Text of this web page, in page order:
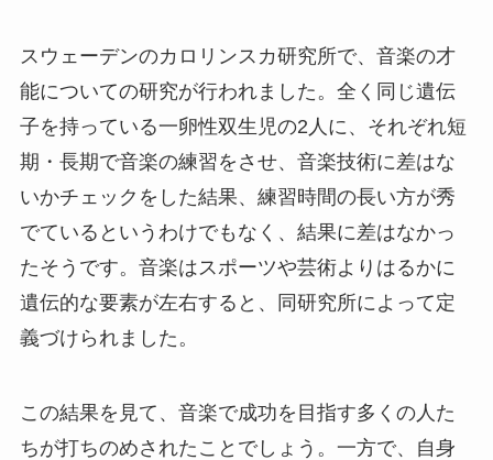
スウェーデンのカロリンスカ研究所で、音楽の才
能についての研究が行われました。全く同じ遺伝
子を持っている一卵性双生児の2人に、それぞれ短
期・長期で音楽の練習をさせ、音楽技術に差はな
いかチェックをした結果、練習時間の長い方が秀
でているというわけでもなく、結果に差はなかっ
たそうです。音楽はスポーツや芸術よりはるかに
遺伝的な要素が左右すると、同研究所によって定
義づけられました。
この結果を見て、音楽で成功を目指す多くの人た
ちが打ちのめされたことでしょう。一方で、自身